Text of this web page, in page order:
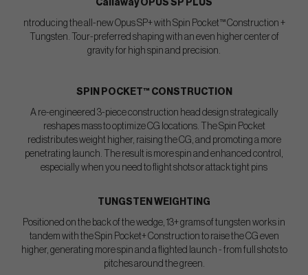
Callaway OPUS SP PLUS
ntroducing the all-new Opus SP+ with Spin Pocket™ Construction +
Tungsten. Tour-preferred shaping with an even higher center of
gravity for high spin and precision.
SPIN POCKET™ CONSTRUCTION
A re-engineered 3-piece construction head design strategically
reshapes mass to optimize CG locations. The Spin Pocket
redistributes weight higher, raising the CG, and promoting a more
penetrating launch. The result is more spin and enhanced control,
especially when you need to flight shots or attack tight pins
TUNGSTEN WEIGHTING
Positioned on the back of the wedge, 13+ grams of tungsten works in
tandem with the Spin Pocket+ Construction to raise the CG even
higher, generating more spin and a flighted launch - from full shots to
pitches around the green.